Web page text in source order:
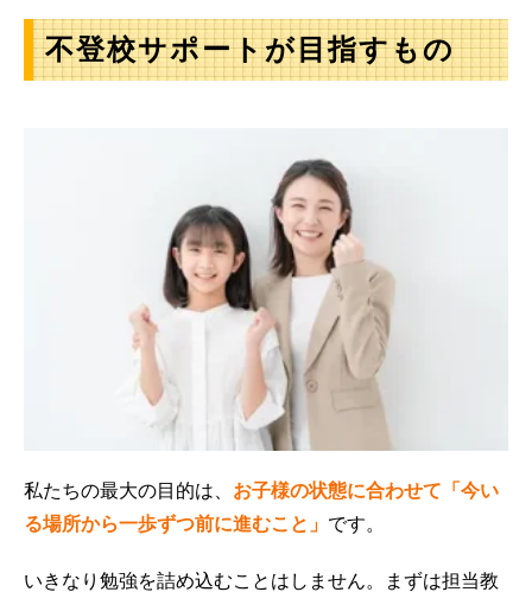
不登校サポートが目指すもの
私たちの最大の目的は、 お子様の状態に合わせて「今い
る場所から一歩ずつ前に進むこと」 です。
いきなり勉強を詰め込むことはしません。まずは担当教